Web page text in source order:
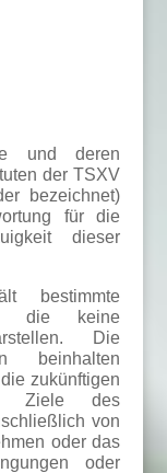
und deren
der TSXV
bezeichnet)
für die
dieser
bestimmte
die keine
Die
beinhalten
zukünftigen
Ziele des
von
oder das
oder